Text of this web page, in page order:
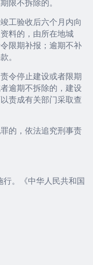
限不拆除的。
工验收后六个月内向
料的，由所在地城
限期补报；逾期不补
。
令停止建设或者限期
逾期不拆除的，建设
责成有关部门采取查
的，依法追究刑事责
。《中华人民共和国